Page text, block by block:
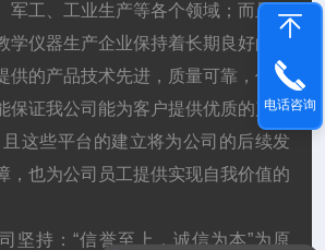
军工、工业生产等各个领域；而且公
学仪器生产企业保持着长期良好的代
供的产品技术先进，质量可靠，价格
保证我公司能为客户提供优质的产品
这些平台的建立将为公司的后续发
，也为公司员工提供实现自我价值的
坚持：“信誉至上，诚信为本”为原
电话咨询